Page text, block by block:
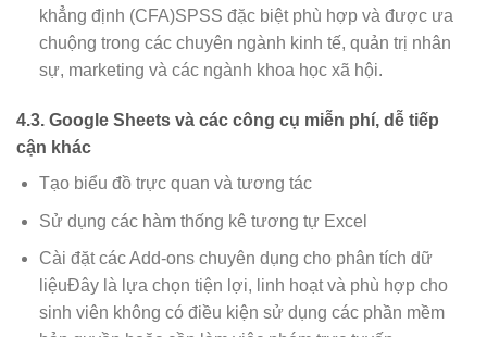
khẳng định (CFA)SPSS đặc biệt phù hợp và được ưa
chuộng trong các chuyên ngành kinh tế, quản trị nhân
sự, marketing và các ngành khoa học xã hội.
4.3. Google Sheets và các công cụ miễn phí, dễ tiếp
cận khác
Tạo biểu đồ trực quan và tương tác
Sử dụng các hàm thống kê tương tự Excel
Cài đặt các Add-ons chuyên dụng cho phân tích dữ
liệuĐây là lựa chọn tiện lợi, linh hoạt và phù hợp cho
sinh viên không có điều kiện sử dụng các phần mềm